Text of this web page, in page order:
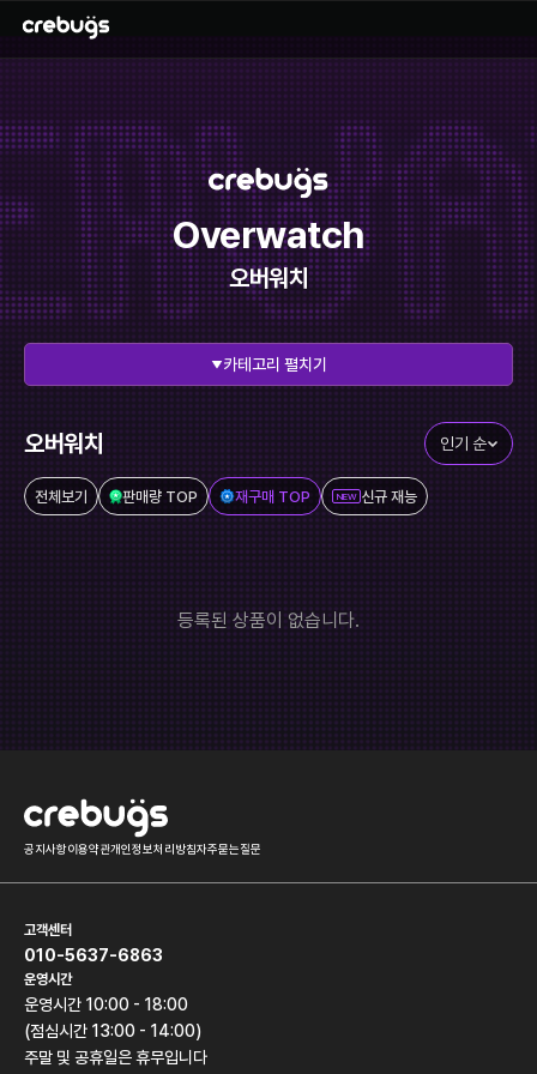
Overwatch
오버워치
에이펙스레전드
이터널리턴 스타크래프트
메이플스토리 FC온라인
롤토체스 오버워치
히어로즈오브스톰 배틀그라운드
서든어택 하스스톤
던전앤파이터 모바일게임
기타
펼치기
오버워치
전체보기 판매량 TOP 재구매 TOP NEW 신규 재능
인기 순
등록된 상품이 없습니다.
공지사항이용약관개인정보처리방침자주묻는질문
고객센터
010-5637-6863
운영시간
운영시간 10:00 - 18:00
(점심시간 13:00 - 14:00)
주말 및 공휴일은 휴무입니다